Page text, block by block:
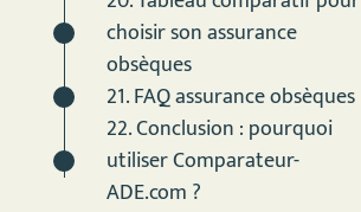
choisir son assurance
obsèques
21. FAQ assurance obsèques
22. Conclusion : pourquoi
utiliser Comparateur-
ADE.com ?